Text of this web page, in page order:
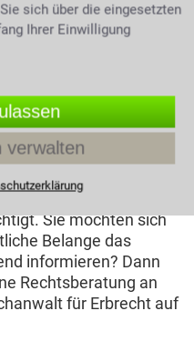
in einer Ehe, erbt der
des Erbes seines
an die Kinder oder
¾ des Vermögens.
Ehegatte dann, wenn
der 4. Ordnung oder
Die gesetzliche
einem
Verwandtschaftsgrad
Sie möchten sich
Belange das
informieren? Dann
Rechtsberatung an
für Erbrecht auf
sich über die eingesetzten
Ihrer Einwilligung
verwalten